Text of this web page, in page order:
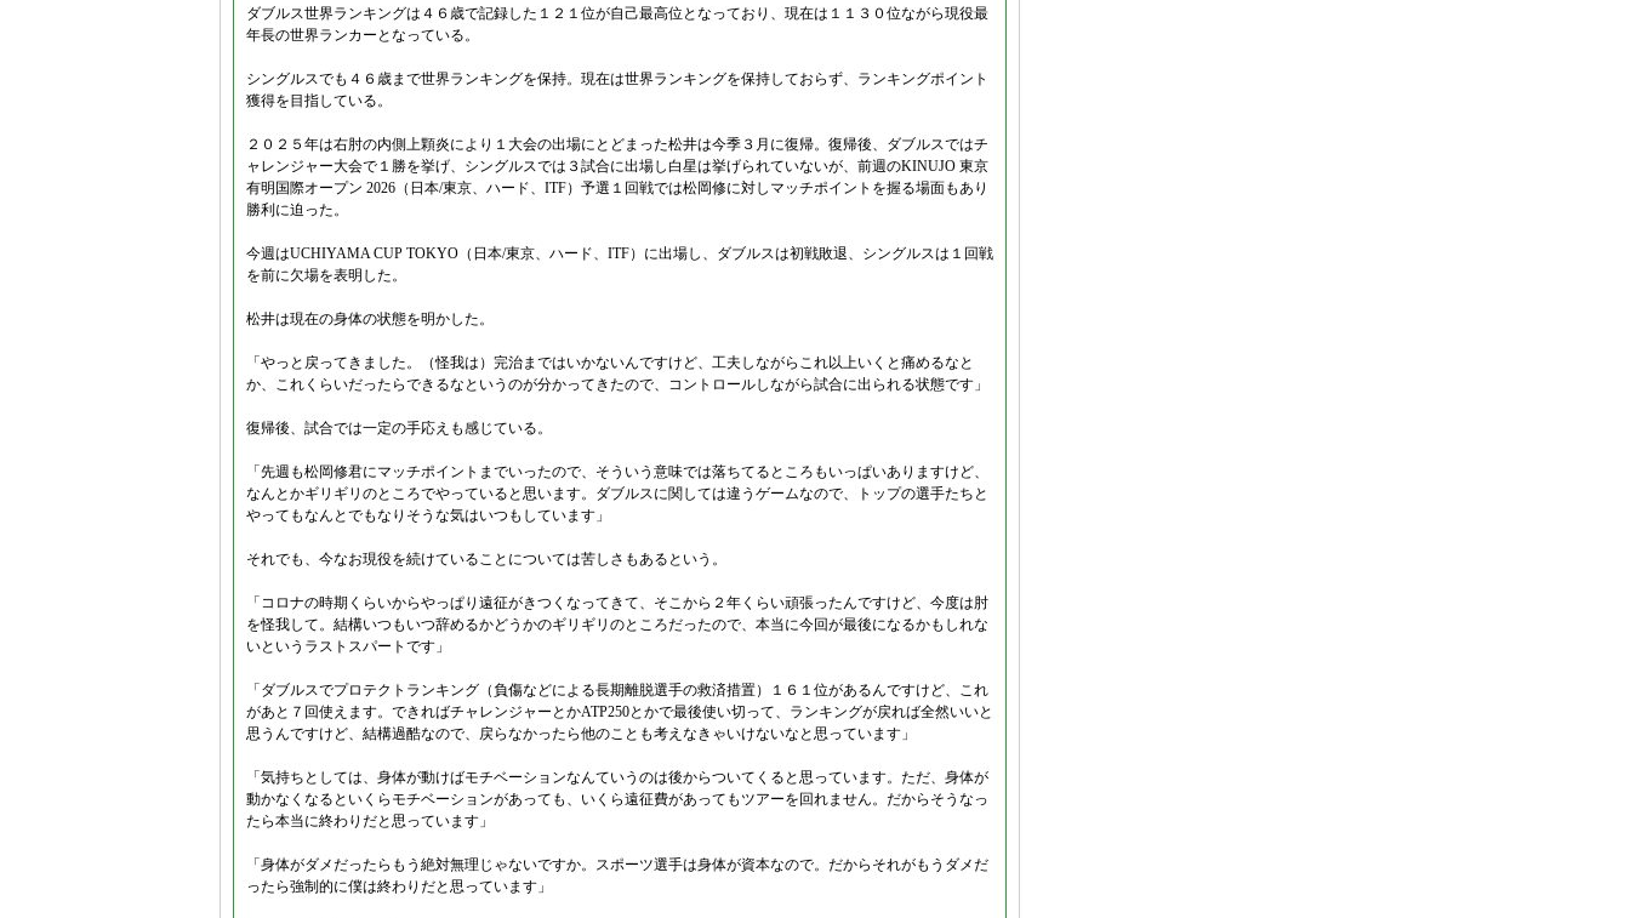
ダブルス世界ランキングは４６歳で記録した１２１位が自己最高位となっており、現在は１１３０位ながら現役最
年長の世界ランカーとなっている。
シングルスでも４６歳まで世界ランキングを保持。現在は世界ランキングを保持しておらず、ランキングポイント
獲得を目指している。
２０２５年は右肘の内側上顆炎により１大会の出場にとどまった松井は今季３月に復帰。復帰後、ダブルスではチ
ャレンジャー大会で１勝を挙げ、シングルスでは３試合に出場し白星は挙げられていないが、前週のKINUJO 東京
有明国際オープン 2026（日本/東京、ハード、ITF）予選１回戦では松岡修に対しマッチポイントを握る場面もあり
勝利に迫った。
今週はUCHIYAMA CUP TOKYO（日本/東京、ハード、ITF）に出場し、ダブルスは初戦敗退、シングルスは１回戦
を前に欠場を表明した。
松井は現在の身体の状態を明かした。
「やっと戻ってきました。（怪我は）完治まではいかないんですけど、工夫しながらこれ以上いくと痛めるなと
か、これくらいだったらできるなというのが分かってきたので、コントロールしながら試合に出られる状態です」
復帰後、試合では一定の手応えも感じている。
「先週も松岡修君にマッチポイントまでいったので、そういう意味では落ちてるところもいっぱいありますけど、
なんとかギリギリのところでやっていると思います。ダブルスに関しては違うゲームなので、トップの選手たちと
やってもなんとでもなりそうな気はいつもしています」
それでも、今なお現役を続けていることについては苦しさもあるという。
「コロナの時期くらいからやっぱり遠征がきつくなってきて、そこから２年くらい頑張ったんですけど、今度は肘
を怪我して。結構いつもいつ辞めるかどうかのギリギリのところだったので、本当に今回が最後になるかもしれな
いというラストスパートです」
「ダブルスでプロテクトランキング（負傷などによる長期離脱選手の救済措置）１６１位があるんですけど、これ
があと７回使えます。できればチャレンジャーとかATP250とかで最後使い切って、ランキングが戻れば全然いいと
思うんですけど、結構過酷なので、戻らなかったら他のことも考えなきゃいけないなと思っています」
「気持ちとしては、身体が動けばモチベーションなんていうのは後からついてくると思っています。ただ、身体が
動かなくなるといくらモチベーションがあっても、いくら遠征費があってもツアーを回れません。だからそうなっ
たら本当に終わりだと思っています」
「身体がダメだったらもう絶対無理じゃないですか。スポーツ選手は身体が資本なので。だからそれがもうダメだ
ったら強制的に僕は終わりだと思っています」